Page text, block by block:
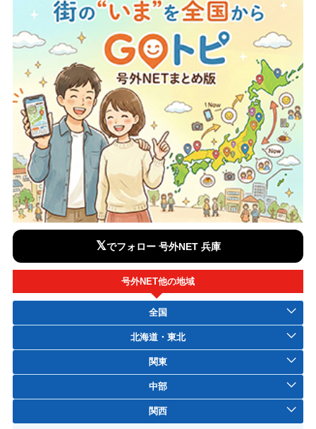
𝕏でフォロー 号外NET 兵庫
号外NET他の地域
全国
北海道・東北
関東
中部
関西